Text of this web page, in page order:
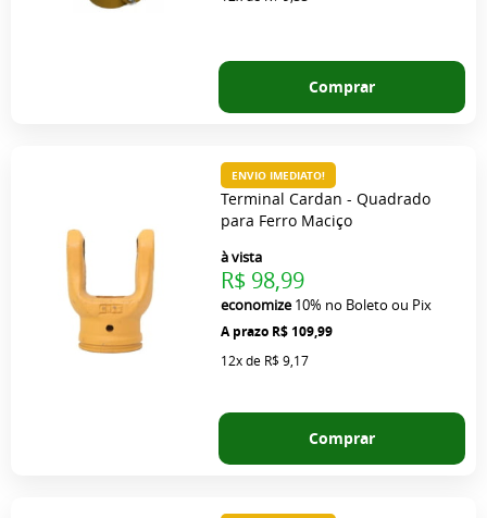
Comprar
Terminal Cardan - Quadrado
para Ferro Maciço
R$ 109,99
à vista
R$ 98,99
economize10% no Boleto ou Pix
12xde R$ 9,17
ENVIO IMEDIATO!
Comprar